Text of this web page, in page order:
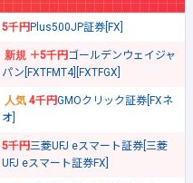
5千円Plus500JP証券[FX]
＋5千円ゴールデンウェイジャ
パン[FXTFMT4][FXTFGX]
4千円GMOクリック証券[FXネ
オ]
5千円三菱UFJ eスマート証券[三菱
UFJ eスマート証券FX]